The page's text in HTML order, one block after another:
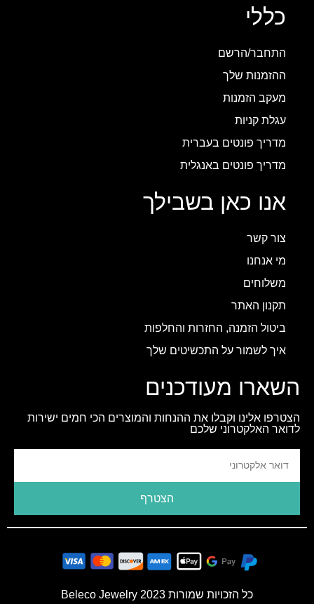
כללי
התחבר/הרשם
ההזמנות שלך
מעקב הזמנות
עגלת קניות
מדריך פונטים בעברית
מדריך פונטים באנגלית
אנו כאן בשבילך
צור קשר
מי אנחנו
משלוחים
תקנון האתר
ביטול הזמנה, החזרות והחלפות
איך לשמור על התכשיטים שלך
השארו מעודכנים
הצטרפו אלינו וקבלו את ההנחות והמוצרים הכי חמים ישירות
לדואר האלקטרוני שלכם
הצטרף
כל הזכויות שמורות 2023 Beleco Jewelry